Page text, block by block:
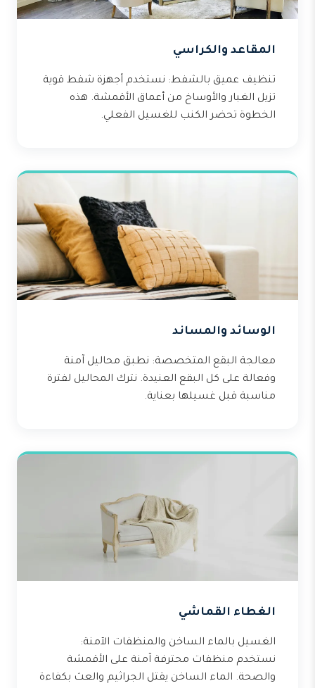
المقاعد والكراسي
تنظيف عميق بالشفط: نستخدم أجهزة شفط قوية
تزيل الغبار والأوساخ من أعماق الأقمشة. هذه
الخطوة تحضر الكنب للغسيل الفعلي.
الوسائد والمساند
معالجة البقع المتخصصة: نطبق محاليل آمنة
وفعالة على كل البقع العنيدة. نترك المحاليل لفترة
مناسبة قبل غسيلها بعناية.
الغطاء القماشي
الغسيل بالماء الساخن والمنظفات الآمنة:
نستخدم منظفات محترفة آمنة على الأقمشة
والصحة. الماء الساخن يقتل الجراثيم والعث بكفاءة